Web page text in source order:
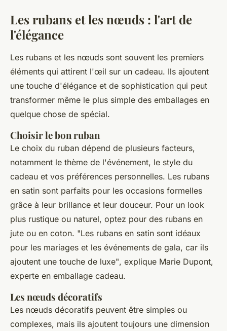
Les rubans et les nœuds : l'art de
l'élégance
Les rubans et les nœuds sont souvent les premiers
éléments qui attirent l'œil sur un cadeau. Ils ajoutent
une touche d'élégance et de sophistication qui peut
transformer même le plus simple des emballages en
quelque chose de spécial.
Choisir le bon ruban
Le choix du ruban dépend de plusieurs facteurs,
notamment le thème de l'événement, le style du
cadeau et vos préférences personnelles. Les rubans
en satin sont parfaits pour les occasions formelles
grâce à leur brillance et leur douceur. Pour un look
plus rustique ou naturel, optez pour des rubans en
jute ou en coton. "Les rubans en satin sont idéaux
pour les mariages et les événements de gala, car ils
ajoutent une touche de luxe", explique Marie Dupont,
experte en emballage cadeau.
Les nœuds décoratifs
Les nœuds décoratifs peuvent être simples ou
complexes, mais ils ajoutent toujours une dimension